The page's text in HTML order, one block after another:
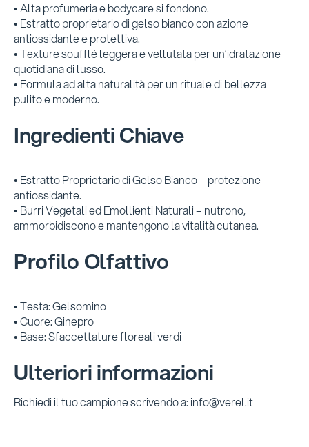
• Alta profumeria e bodycare si fondono.
• Estratto proprietario di gelso bianco con azione
antiossidante e protettiva.
• Texture soufflé leggera e vellutata per un’idratazione
quotidiana di lusso.
• Formula ad alta naturalità per un rituale di bellezza
pulito e moderno.
Ingredienti Chiave
• Estratto Proprietario di Gelso Bianco – protezione
antiossidante.
• Burri Vegetali ed Emollienti Naturali – nutrono,
ammorbidiscono e mantengono la vitalità cutanea.
Profilo Olfattivo
• Testa: Gelsomino
• Cuore: Ginepro
• Base: Sfaccettature floreali verdi
Ulteriori informazioni
Richiedi il tuo campione scrivendo a: info@verel.it